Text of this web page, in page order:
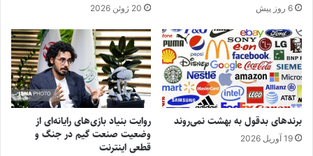
6 روز پیش 20 ژوئن 2026
برندهای بدقول به بهشت نمی‌روند
19 آوریل 2026
روایت بنیاد بازی‌های رایانه‌ای از
وضعیت صنعت گیم در جنگ و
قطعی اینترنت